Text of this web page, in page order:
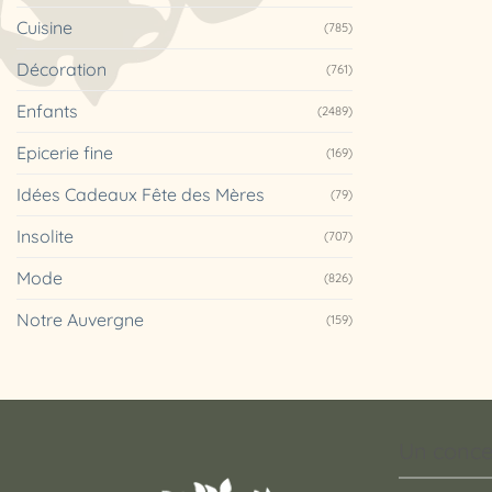
Cuisine (785)
Décoration (761)
Enfants (2489)
Epicerie fine (169)
Idées Cadeaux Fête des Mères (79)
Insolite (707)
Mode (826)
Notre Auvergne (159)